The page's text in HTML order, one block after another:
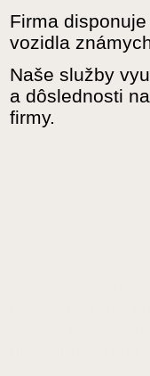
Firma
vozidla
Naše služby
a dôslednosti
firmy.